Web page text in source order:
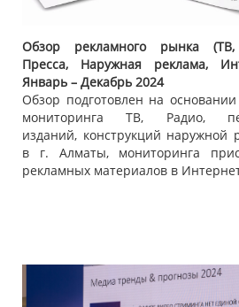
Обзор рекламного рынка
Пресса, Наружная реклама,
Январь – Декабрь 2024
Обзор подготовлен на
мониторинга ТВ, Радио,
изданий, конструкций наружной
в г. Алматы, мониторинга
рекламных материалов в